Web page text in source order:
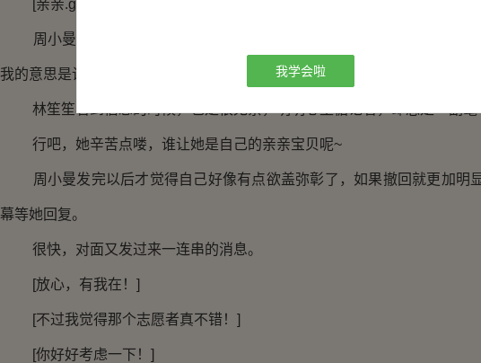
[亲亲.gif]
周小曼无奈，正准备把手机扔床上，想了想还是回复了一句：这几天
我的意思是让她别来烦我去相亲。
林笙笙看到信息的时候，也是很无奈，明明心里惦记着，却总是一副毫
行吧，她辛苦点喽，谁让她是自己的亲亲宝贝呢~
周小曼发完以后才觉得自己好像有点欲盖弥彰了，如果撤回就更加明
幕等她回复。
很快，对面又发过来一连串的消息。
[放心，有我在！]
[不过我觉得那个志愿者真不错！]
[你好好考虑一下！]
我学会啦